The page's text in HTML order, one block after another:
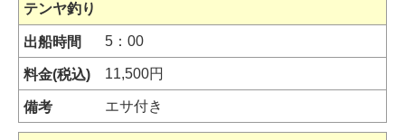
テンヤ釣り
5：00
11,500円
エサ付き